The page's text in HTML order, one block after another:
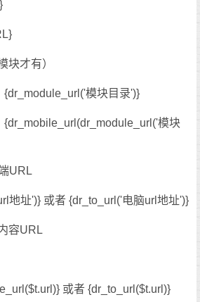
块才有）
模块目录')}
{dr_mobile_url(dr_module_url('模块
URL
地址')} 或者 {dr_to_url('电脑url地址')}
容URL
或者 {dr_to_url($t.url)}